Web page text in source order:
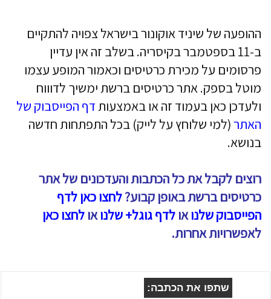
ההופעה של שיניד אוקונור בישראל צפויה להתקיים
ב-11 בספטמבר בקיסריה. בשלב זה אין עדיין
פרסומים על מכירת כרטיסים וכאמור המופע עצמו
מוטל בספק. אתר כרטיסים ברשת ימשיך לדוווח
ולעדכן כאן בעמוד זה או באמצעותדף הפייסבוק של
האתר(למי שלוחץ על לייק) בכל התפתחות חדשה
בנושא.
רוצים לקבל את כל הכתבות והעדכונים של אתר
כרטיסים ברשת באופן קבוע?לחצו כאן לדף
הפייסבוק שלנואולדף גוגל+ שלנואולחצו כאן
לאפשרויות אחרות.
שתפו את הכתבה: